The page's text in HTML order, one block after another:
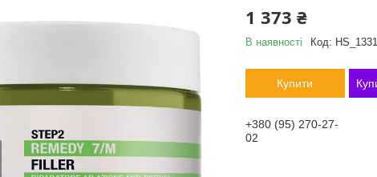
1 373 ₴
В наявності Код: HS_1331
Купити
+380 (95) 270-27-
02